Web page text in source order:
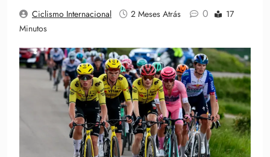
Ciclismo Internacional 2 Meses Atrás 0
17
Minutos